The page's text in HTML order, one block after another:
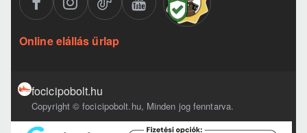
Online elállás űrlap
focicipobolt.hu
Copyright © focicipobolt.hu, Minden jog fenntarva.